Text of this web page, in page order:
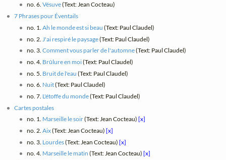
no. 6. Vésuve(Text: Jean Cocteau)
7 Phrases pour Éventails
no. 1. Ah le monde est si beau (Text: Paul Claudel)
no. 2. J'ai respiré le paysage(Text: Paul Claudel)
no. 3. Comment vous parler de l'automne(Text: Paul Claudel)
no. 4. Brûlure en moi(Text: Paul Claudel)
no. 5. Bruit de l'eau (Text: Paul Claudel)
no. 6. Nuit(Text: Paul Claudel)
no. 7. L'étoffe du monde(Text: Paul Claudel)
Cartes postales
no. 1. Marseille le soir(Text: Jean Cocteau) [x]
no. 2. Aix(Text: Jean Cocteau) [x]
no. 3. Lourdes(Text: Jean Cocteau) [x]
no. 4. Marseille le matin (Text: Jean Cocteau) [x]